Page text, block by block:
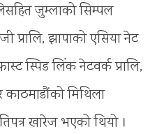
जुम्लाको सिम्पल
प्रालि, झापाको एसिया नेट
स्पिड लिंक नेटवर्क प्रालि,
मिथिला
खारेज भएको थियो ।